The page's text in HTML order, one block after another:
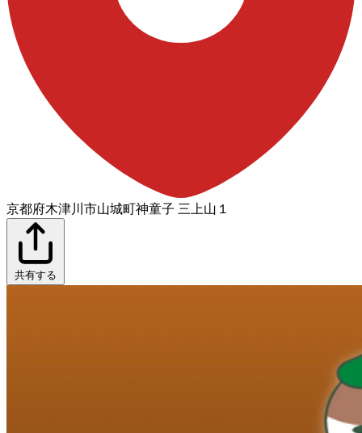
京都府木津川市山城町神童子 三上山１
共有する